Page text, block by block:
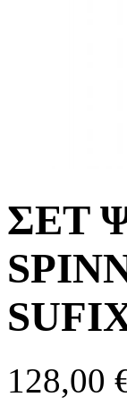
ΣΕΤ
128,00